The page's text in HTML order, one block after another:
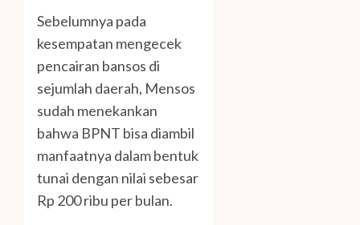
Sebelumnya pada
kesempatan mengecek
pencairan bansos di
sejumlah daerah, Mensos
sudah menekankan
bahwa BPNT bisa diambil
manfaatnya dalam bentuk
tunai dengan nilai sebesar
Rp 200 ribu per bulan.